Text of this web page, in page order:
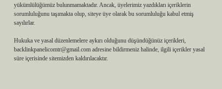
yükümlülüğümüz bulunmamaktadır. Ancak, üyelerimiz yazdıkları içeriklerin
sorumluluğunu taşımakta olup, siteye üye olarak bu sorumluluğu kabul etmiş
sayılırlar.
Hukuka ve yasal düzenlemelere aykırı olduğunu düşündüğünüz içerikleri,
backlinkpanelicomtr@gmail.com adresine bildirmeniz halinde, ilgili içerikler yasal
süre içerisinde sitemizden kaldırılacaktır.